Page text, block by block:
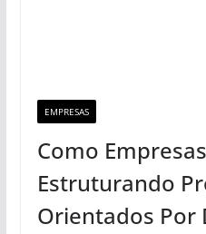
EMPRESAS
Como
Estruturando
Orientados Por